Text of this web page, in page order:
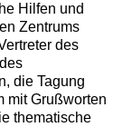
Hilfen und
Zentrums
des
die Tagung
mit Grußworten
thematische